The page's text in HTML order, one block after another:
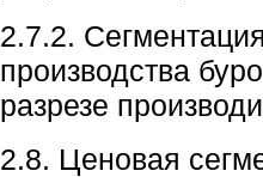
2.7.2.
производства
разрезе
2.8. Ценовая